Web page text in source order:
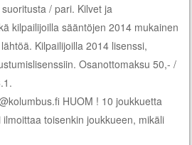
/ pari. Kilvet ja
kilpailijoilla sääntöjen 2014 mukainen
Kilpailijoilla 2014 lisenssi,
Osanottomaksu 50,- /
HUOM ! 10 joukkuetta
toisenkin joukkueen, mikäli